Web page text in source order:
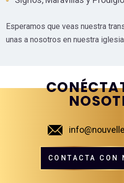
Esperamos que veas nuestra
unas a nosotros en nuestra
CONTACTA CON